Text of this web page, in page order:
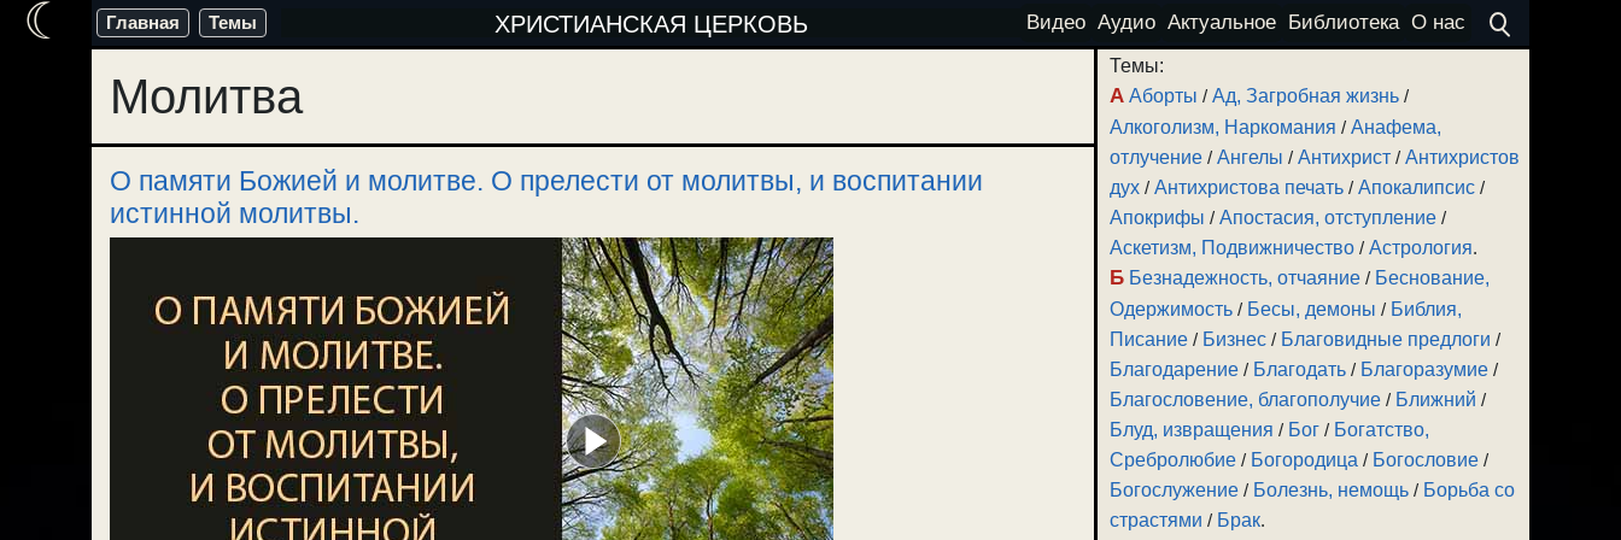
Перейти
содержимому
Главная Темы ХРИСТИАНСКАЯ ЦЕРКОВЬ Видео Аудио Актуальное Библиотека О нас
Молитва
О памяти Божией и молитве. О прелести от молитвы, и воспитании
истинной молитвы.
Темы:
А Аборты /Ад, Загробная жизнь /
Алкоголизм, Наркомания /Анафема,
отлучение /Ангелы /Антихрист /Антихристов
дух /Антихристова печать /Апокалипсис /
Апокрифы /Апостасия, отступление /
Аскетизм, Подвижничество /Астрология.
Б Безнадежность, отчаяние / Беснование,
Одержимость / Бесы, демоны / Библия,
Писание / Бизнес / Благовидные предлоги /
Благодарение / Благодать / Благоразумие /
Благословение, благополучие / Ближний /
Блуд, извращения / Бог / Богатство,
Сребролюбие / Богородица / Богословие /
Богослужение / Болезнь, немощь / Борьба со
страстями / Брак.
☾